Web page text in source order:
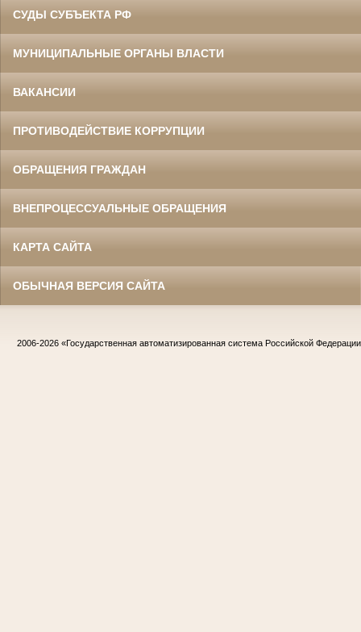
СУДЫ СУБЪЕКТА РФ
МУНИЦИПАЛЬНЫЕ ОРГАНЫ ВЛАСТИ
ВАКАНСИИ
ПРОТИВОДЕЙСТВИЕ КОРРУПЦИИ
ОБРАЩЕНИЯ ГРАЖДАН
ВНЕПРОЦЕССУАЛЬНЫЕ ОБРАЩЕНИЯ
КАРТА САЙТА
ОБЫЧНАЯ ВЕРСИЯ САЙТА
2006-2026 «Государственная автоматизированная система Российской